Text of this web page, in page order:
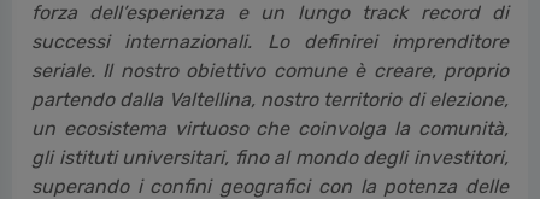
forza dell’esperienza e un lungo track record di
successi internazionali. Lo definirei imprenditore
seriale. Il nostro obiettivo comune è creare, proprio
partendo dalla Valtellina, nostro territorio di elezione,
un ecosistema virtuoso che coinvolga la comunità,
gli istituti universitari, fino al mondo degli investitori,
superando i confini geografici con la potenza delle